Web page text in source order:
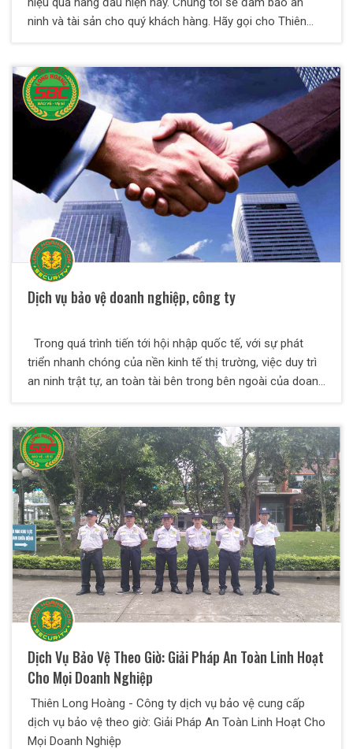
ninh và tài sản cho quý khách hàng. Hãy gọi cho Thiên
Dịch vụ bảo vệ doanh nghiệp, công ty
Trong quá trình tiến tới hội nhập quốc tế, với sự phát
triển nhanh chóng của nền kinh tế thị trường, việc duy trì
an ninh trật tự, an toàn tài bên trong bên ngoài của doanh
những nhu cầu tất yếu trên và đảm bảo an toàn cho Quý
doanh nghiệp.
Dịch Vụ Bảo Vệ Theo Giờ: Giải Pháp An Toàn Linh Hoạt
Cho Mọi Doanh Nghiệp
Thiên Long Hoàng - Công ty dịch vụ bảo vệ cung cấp
dịch vụ bảo vệ theo giờ: Giải Pháp An Toàn Linh Hoạt Cho
Mọi Doanh Nghiệp